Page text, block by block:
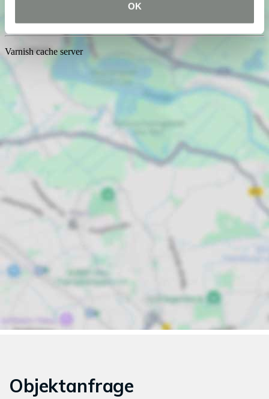
OK
Objektanfrage